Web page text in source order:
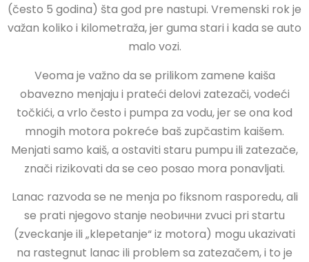
(često 5 godina) šta god pre nastupi. Vremenski rok je
važan koliko i kilometraža, jer guma stari i kada se auto
malo vozi.
Veoma je važno da se prilikom zamene kaiša
obavezno menjaju i prateći delovi zatezači, vodeći
točkići, a vrlo često i pumpa za vodu, jer se ona kod
mnogih motora pokreće baš zupčastim kaišem.
Menjati samo kaiš, a ostaviti staru pumpu ili zatezače,
znači rizikovati da se ceo posao mora ponavljati.
Lanac razvoda se ne menja po fiksnom rasporedu, ali
se prati njegovo stanje neobични zvuci pri startu
(zveckanje ili „klepetanje“ iz motora) mogu ukazivati
na rastegnut lanac ili problem sa zatezačem, i to je